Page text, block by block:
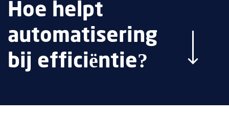
Hoe helpt
automatisering
bij efficiëntie?